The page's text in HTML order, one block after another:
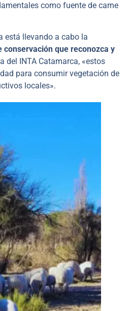
como fuente de carne
está llevando a cabo la
que reconozca y
del INTA Catamarca, «estos
para consumir vegetación de
locales».